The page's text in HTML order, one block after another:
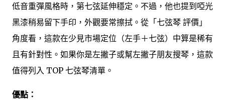
低音重彈風格時，第七弦延伸穩定。不過，他也提到啞光
黑漆稍易留下手印，外觀要常擦拭。從「七弦琴 評價」
角度看，這款在少見市場定位（左手＋七弦）中算是稀有
且有針對性。如果你是左撇子或幫左撇子朋友搜琴，這款
值得列入 TOP 七弦琴清單。
優點：